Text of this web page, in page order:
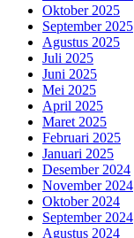
Oktober 2025
September 2025
Agustus 2025
Juli 2025
Juni 2025
Mei 2025
April 2025
Maret 2025
Februari 2025
Januari 2025
Desember 2024
November 2024
Oktober 2024
September 2024
Agustus 2024